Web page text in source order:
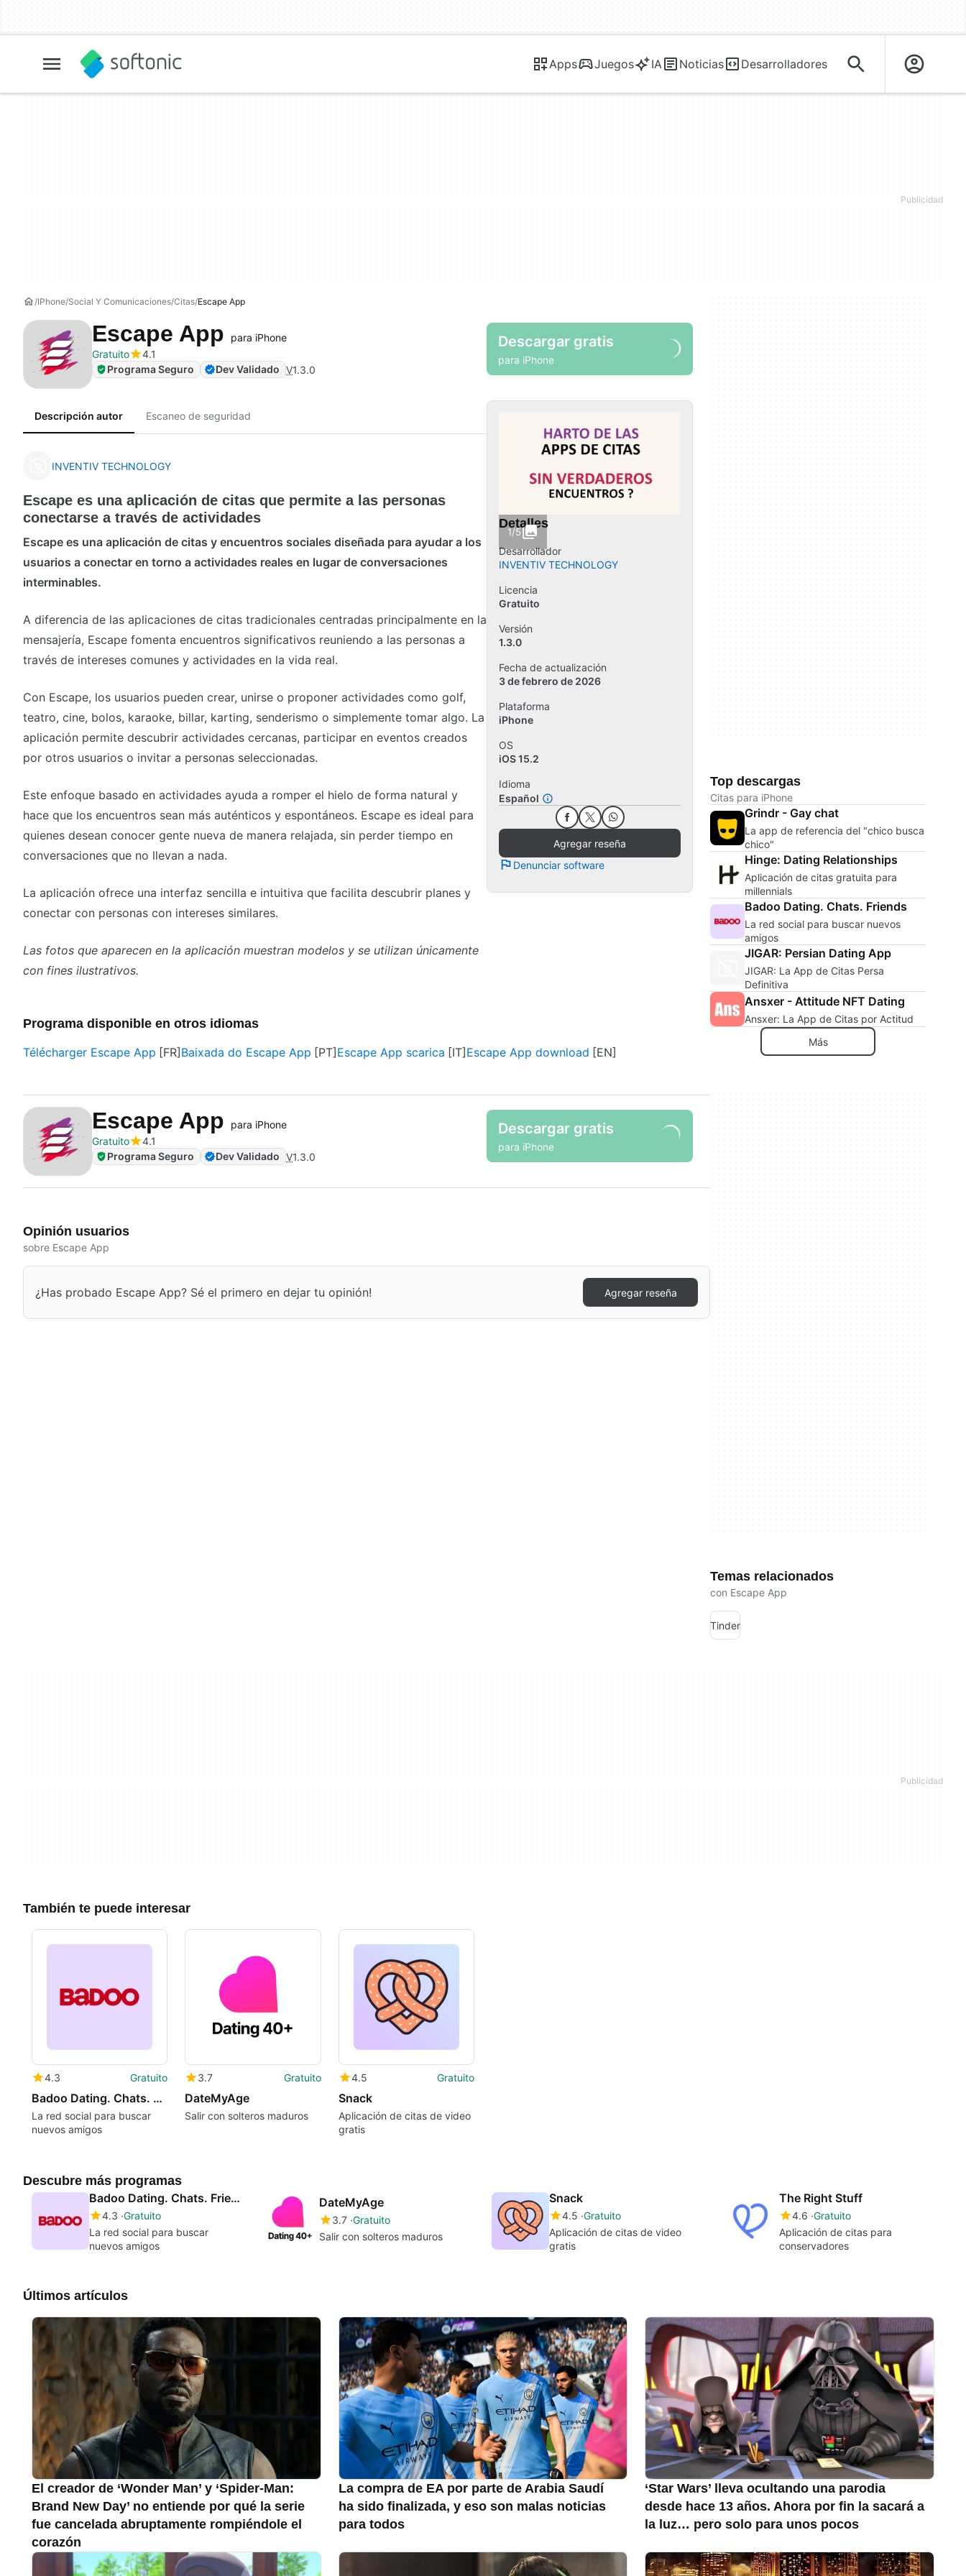
Apps Juegos IA Noticias Desarrolladores
IPhone Social Y Comunicaciones Citas Escape App
Escape App
para iPhone
Gratuito
4.1
Programa Seguro
Dev Validado V1.3.0
Descargar gratis
para iPhone
Descripción autor Escaneo de seguridad
INVENTIV TECHNOLOGY
Escape es una aplicación de citas que permite a las personas
conectarse a través de actividades
Escape es una aplicación de citas y encuentros sociales diseñada para ayudar a los
usuarios a conectar en torno a actividades reales en lugar de conversaciones
interminables.
A diferencia de las aplicaciones de citas tradicionales centradas principalmente en la
mensajería, Escape fomenta encuentros significativos reuniendo a las personas a
través de intereses comunes y actividades en la vida real.
Con Escape, los usuarios pueden crear, unirse o proponer actividades como golf,
teatro, cine, bolos, karaoke, billar, karting, senderismo o simplemente tomar algo. La
aplicación permite descubrir actividades cercanas, participar en eventos creados
por otros usuarios o invitar a personas seleccionadas.
Este enfoque basado en actividades ayuda a romper el hielo de forma natural y
hace que los encuentros sean más auténticos y espontáneos. Escape es ideal para
quienes desean conocer gente nueva de manera relajada, sin perder tiempo en
conversaciones que no llevan a nada.
La aplicación ofrece una interfaz sencilla e intuitiva que facilita descubrir planes y
conectar con personas con intereses similares.
Las fotos que aparecen en la aplicación muestran modelos y se utilizan únicamente
con fines ilustrativos.
1/5
Detalles
Desarrollador
INVENTIV TECHNOLOGY
Licencia
Gratuito
Versión
1.3.0
Fecha de actualización
3 de febrero de 2026
Plataforma
iPhone
OS
iOS 15.2
Idioma
Español
Agregar reseña
Denunciar software
Programa disponible en otros idiomas
Télécharger Escape App
Baixada do Escape App Escape App scarica Escape App download
Escape App
para iPhone
Gratuito
4.1
Programa Seguro
Dev Validado V1.3.0
Descargar gratis
para iPhone
Opinión usuarios
sobre Escape App
¿Has probado Escape App? Sé el primero en dejar tu opinión! Agregar reseña
Top descargas
Citas para iPhone
Grindr - Gay chat
La app de referencia del "chico busca
chico"
Hinge: Dating Relationships
Aplicación de citas gratuita para
millennials
Badoo Dating. Chats. Friends
La red social para buscar nuevos
amigos
JIGAR: Persian Dating App
JIGAR: La App de Citas Persa
Definitiva
Ansxer - Attitude NFT Dating
Ansxer: La App de Citas por Actitud
Más
Temas relacionados
con Escape App
Tinder
También te puede interesar
4.3 Gratuito
Badoo Dating. Chats. Friends
La red social para buscar
nuevos amigos
3.7 Gratuito
DateMyAge
Salir con solteros maduros
4.5 Gratuito
Snack
Aplicación de citas de video
gratis
Descubre más programas
Badoo Dating. Chats. Friends
4.3 Gratuito
La red social para buscar
nuevos amigos
DateMyAge
3.7 Gratuito
Salir con solteros maduros
Snack
4.5 Gratuito
Aplicación de citas de video
gratis
The Right Stuff
4.6 Gratuito
Aplicación de citas para
conservadores
Últimos artículos
El creador de ‘Wonder Man’ y ‘Spider-Man:
Brand New Day’ no entiende por qué la serie
fue cancelada abruptamente rompiéndole el
corazón
La compra de EA por parte de Arabia Saudí
ha sido finalizada, y eso son malas noticias
para todos
‘Star Wars’ lleva ocultando una parodia
desde hace 13 años. Ahora por fin la sacará a
la luz… pero solo para unos pocos